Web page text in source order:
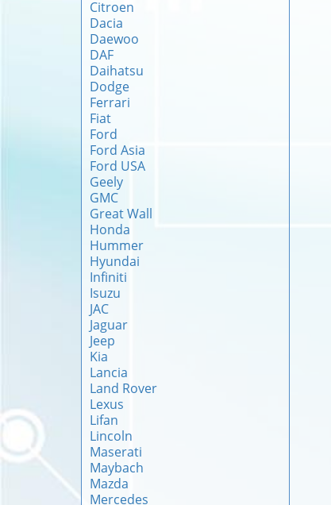
Citroen
Dacia
Daewoo
DAF
Daihatsu
Dodge
Ferrari
Fiat
Ford
Ford Asia
Ford USA
Geely
GMC
Great Wall
Honda
Hummer
Hyundai
Infiniti
Isuzu
JAC
Jaguar
Jeep
Kia
Lancia
Land Rover
Lexus
Lifan
Lincoln
Maserati
Maybach
Mazda
Mercedes